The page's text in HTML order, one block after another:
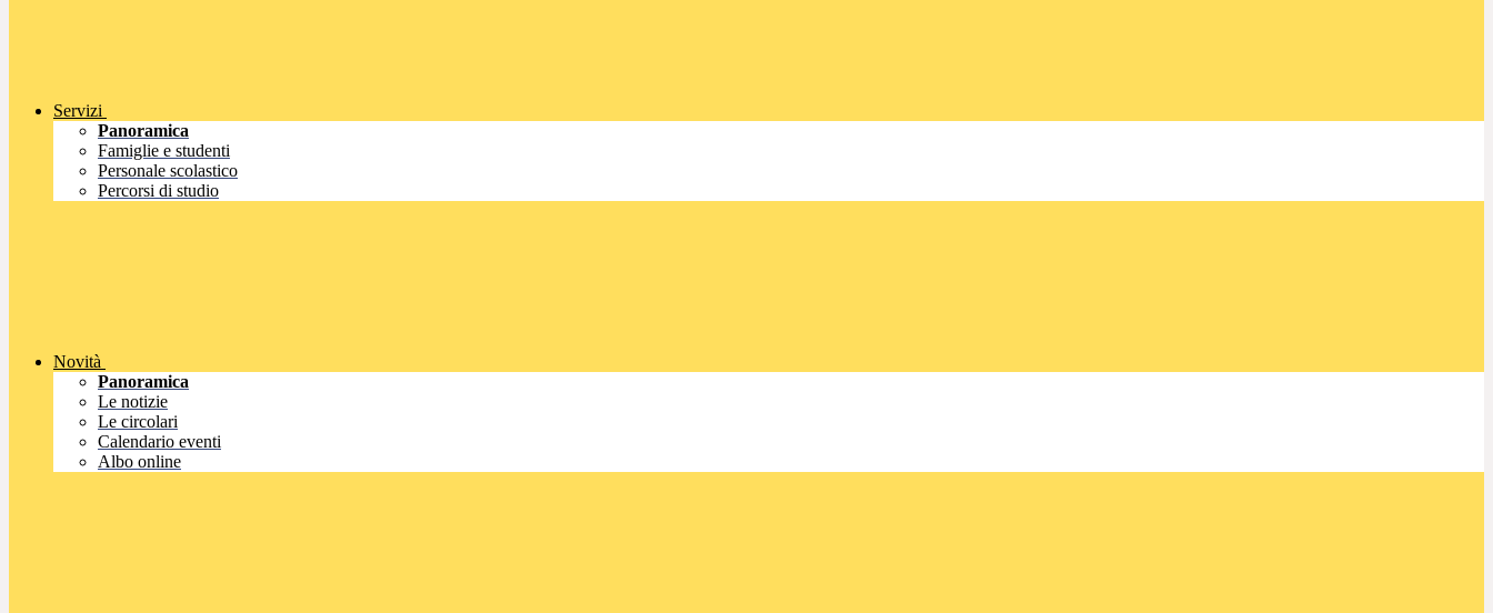
Servizi
Panoramica
Famiglie e studenti
Personale scolastico
Percorsi di studio
Novità
Panoramica
Le notizie
Le circolari
Calendario eventi
Albo online